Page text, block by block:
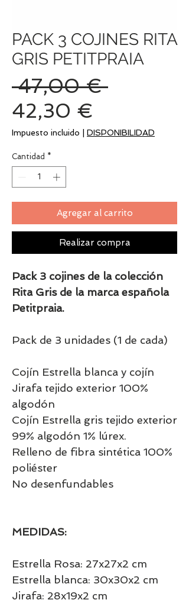
PACK 3 COJINES RITA
GRIS PETITPRAIA
47,00 € Precio
42,30 €
de
Impuesto incluido DISPONIBILIDAD
Cantidad *
Agregar al carrito
Realizar compra
Pack 3 cojines de la colección
Rita Gris de la marca española
Petitpraia.
Pack de 3 unidades (1 de cada)
Cojín Estrella blanca y cojín
Jirafa tejido exterior 100%
algodón
Cojín Estrella gris tejido exterior
99% algodón 1% lúrex.
Relleno de fibra sintética 100%
poliéster
No desenfundables
MEDIDAS:
Estrella Rosa: 27x27x2 cm
Estrella blanca: 30x30x2 cm
Jirafa: 28x19x2 cm